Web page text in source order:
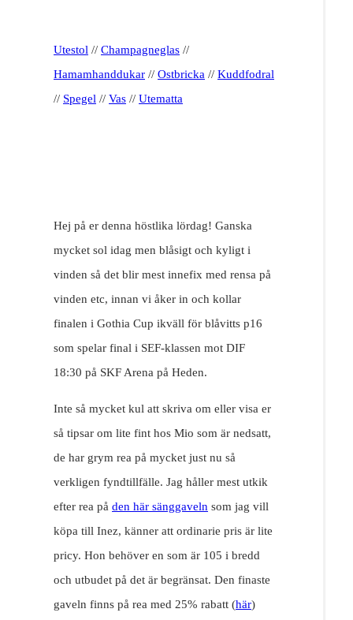
FRÅGOR & SVAR
Utestol // Champagneglas //
Hamamhanddukar // Ostbricka // Kuddfodral
// Spegel // Vas // Utematta
Hej på er denna höstlika lördag! Ganska
mycket sol idag men blåsigt och kyligt i
vinden så det blir mest innefix med rensa på
vinden etc, innan vi åker in och kollar
finalen i Gothia Cup ikväll för blåvitts p16
som spelar final i SEF-klassen mot DIF
18:30 på SKF Arena på Heden.
Inte så mycket kul att skriva om eller visa er
så tipsar om lite fint hos Mio som är nedsatt,
de har grym rea på mycket just nu så
verkligen fyndtillfälle. Jag håller mest utkik
efter rea på den här sänggaveln som jag vill
köpa till Inez, känner att ordinarie pris är lite
pricy. Hon behöver en som är 105 i bredd
och utbudet på det är begränsat. Den finaste
gaveln finns på rea med 25% rabatt (här)